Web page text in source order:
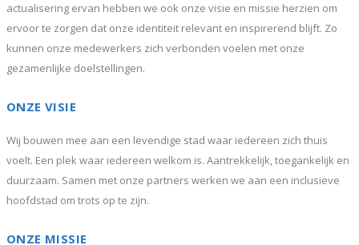
actualisering ervan hebben we ook onze visie en missie herzien om
ervoor te zorgen dat onze identiteit relevant en inspirerend blijft. Zo
kunnen onze medewerkers zich verbonden voelen met onze
gezamenlijke doelstellingen.
ONZE VISIE
Wij bouwen mee aan een levendige stad waar iedereen zich thuis
voelt. Een plek waar iedereen welkom is. Aantrekkelijk, toegankelijk en
duurzaam. Samen met onze partners werken we aan een inclusieve
hoofdstad om trots op te zijn.
ONZE MISSIE